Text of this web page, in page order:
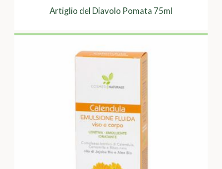
Artiglio del Diavolo Pomata 75ml